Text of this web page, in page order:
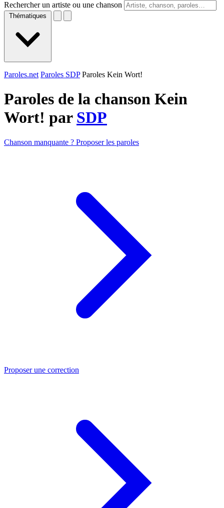
Rechercher un artiste ou une chanson
Thématiques
Paroles.net Paroles SDP Paroles Kein Wort!
Paroles de la chanson Kein
Wort! par SDP
Chanson manquante ? Proposer les paroles
Proposer une correction